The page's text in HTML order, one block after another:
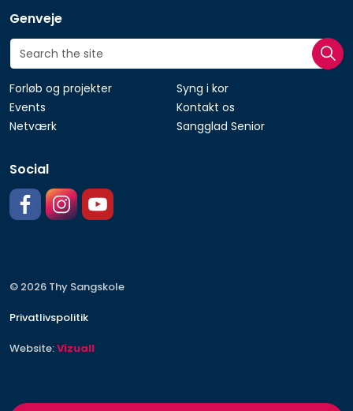
Genveje
Forløb og projekter
Syng i kor
Events
Kontakt os
Netværk
Sangglad Senior
Social
© 2026 Thy Sangskole
Privatlivspolitik
Website:Vizuall